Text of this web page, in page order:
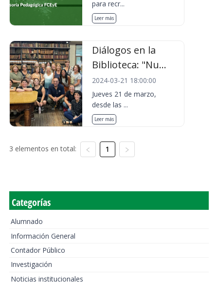
para recr...
Leer más
Diálogos en la
Biblioteca: "Nu...
2024-03-21 18:00:00
Jueves 21 de marzo,
desde las ...
Leer más
3 elementos en total: 1
Categorías
Alumnado
Información General
Contador Público
Investigación
Noticias institucionales